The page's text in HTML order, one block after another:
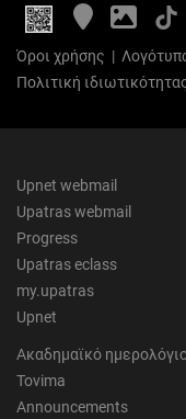
Google
Maps
Όροι χρήσης |
Πολιτική
Upnet webmail
Upatras webmail
Progress
Upatras eclass
my.upatras
Upnet
Ακαδημαϊκό
Tovima
Announcements